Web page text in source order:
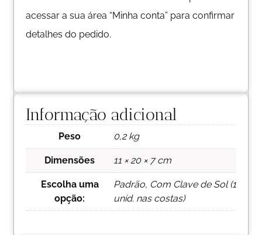
acessar a sua área “Minha conta” para confirmar
detalhes do pedido.
Informação adicional
Peso 0,2 kg
Dimensões 11 × 20 × 7 cm
Escolha uma
opção:
Padrão, Com Clave de Sol (1
unid. nas costas)